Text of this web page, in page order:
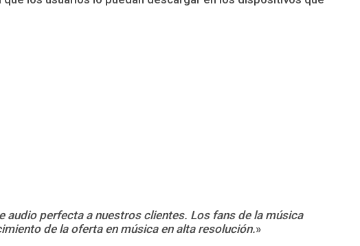
audio perfecta a nuestros clientes. Los fans de la música
de la oferta en música en alta resolución.»